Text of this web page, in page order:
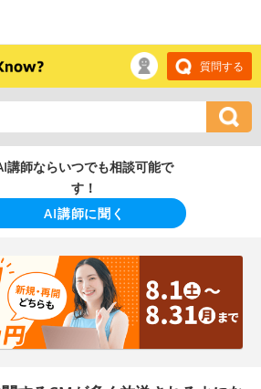
質問する
講師ならいつでも相談可能で
す！
AI講師に聞く